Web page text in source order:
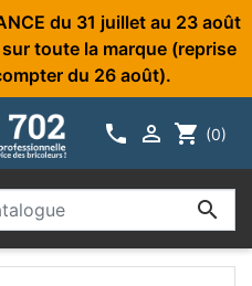
du 31 juillet au 23 août
toute la marque (reprise
du 26 août).
  shopping_cart (0)
